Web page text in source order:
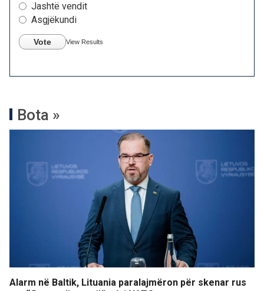
Jashtë vendit
Asgjëkundi
Vote View Results
Bota »
Alarm në Baltik, Lituania paralajmëron për skenar rus